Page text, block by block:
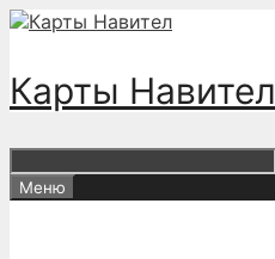
Перейти
Карты Навител
Меню